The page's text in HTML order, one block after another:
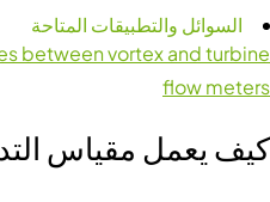
السوائل والتطبيقات المتاحة
between vortex and turbine
flow meters
كيف يعمل مقياس